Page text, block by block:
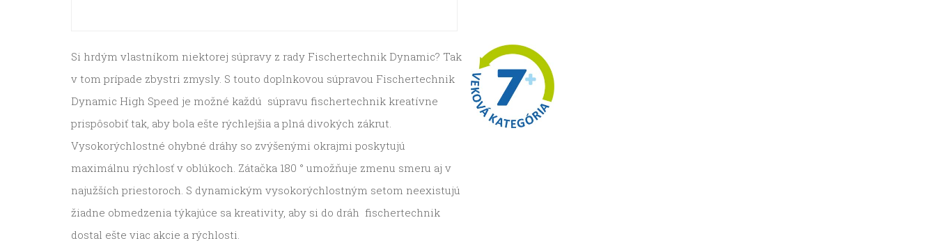
Si hrdým vlastníkom niektorej súpravy z rady Fischertechnik Dynamic? Tak
v tom prípade zbystri zmysly. S touto doplnkovou súpravou Fischertechnik
Dynamic High Speed je možné každú súpravu fischertechnik kreatívne
prispôsobiť tak, aby bola ešte rýchlejšia a plná divokých zákrut.
Vysokorýchlostné ohybné dráhy so zvýšenými okrajmi poskytujú
maximálnu rýchlosť v oblúkoch. Zátačka 180 ° umožňuje zmenu smeru aj v
najužších priestoroch. S dynamickým vysokorýchlostným setom neexistujú
žiadne obmedzenia týkajúce sa kreativity, aby si do dráh fischertechnik
dostal ešte viac akcie a rýchlosti.